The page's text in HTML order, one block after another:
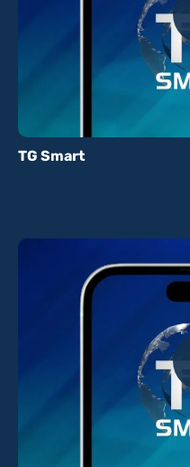
TG Smart